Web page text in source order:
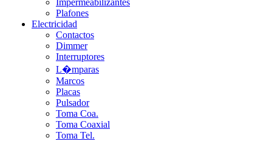
Impermeabilizantes
Plafones
Electricidad
Contactos
Dimmer
Interruptores
L�mparas
Marcos
Placas
Pulsador
Toma Coa.
Toma Coaxial
Toma Tel.